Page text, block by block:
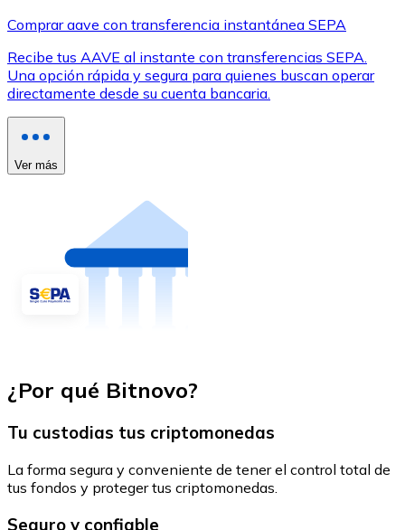
Comprar aave con transferencia instantánea SEPA
Recibe tus AAVE al instante con transferencias SEPA.
Una opción rápida y segura para quienes buscan operar
directamente desde su cuenta bancaria.
Ver más
¿Por qué Bitnovo?
Tu custodias tus criptomonedas
La forma segura y conveniente de tener el control total de
tus fondos y proteger tus criptomonedas.
Seguro y confiable